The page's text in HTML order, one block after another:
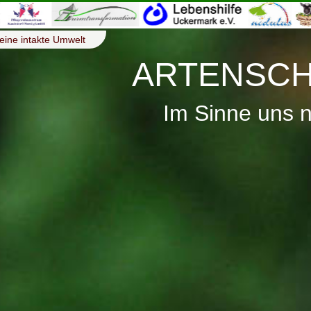
intakte Umwelt
Im Sinne uns